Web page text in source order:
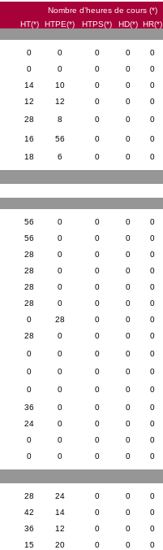
Nombre d’heures de cours (*)
HT(*)
HTPE(*) HTPS(*) HD(*) HR(*)
0 0 0 0 0
0 0 0 0 0
14 10 0 0 0
12 12 0 0 0
28 8 0 0 0
16 56 0 0 0
18 6 0 0 0
56 0 0 0 0
56 0 0 0 0
28 0 0 0 0
28 0 0 0 0
28 0 0 0 0
28 0 0 0 0
0 28 0 0 0
28 0 0 0 0
0 0 0 0 0
0 0 0 0 0
0 0 0 0 0
36 0 0 0 0
24 0 0 0 0
0 0 0 0 0
0 0 0 0 0
28 24 0 0 0
42 14 0 0 0
36 12 0 0 0
15 20 0 0 0